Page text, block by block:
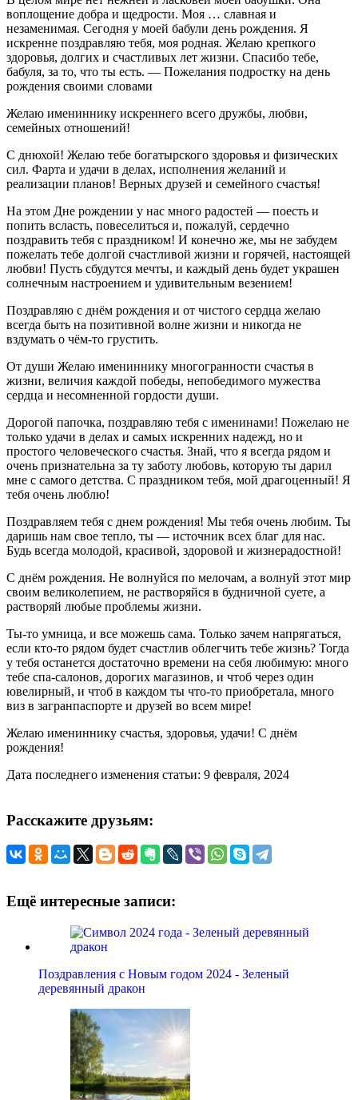
воплощение добра и щедрости. Моя … славная и
незаменимая. Сегодня у моей бабули день рождения. Я
искренне поздравляю тебя, моя родная. Желаю крепкого
здоровья, долгих и счастливых лет жизни. Спасибо тебе,
бабуля, за то, что ты есть. — Пожелания подростку на день
рождения своими словами
Желаю имениннику искреннего всего дружбы, любви,
семейных отношений!
С днюхой! Желаю тебе богатырского здоровья и физических
сил. Фарта и удачи в делах, исполнения желаний и
реализации планов! Верных друзей и семейного счастья!
На этом Дне рождении у нас много радостей — поесть и
попить всласть, повеселиться и, пожалуй, сердечно
поздравить тебя с праздником! И конечно же, мы не забудем
пожелать тебе долгой счастливой жизни и горячей, настоящей
любви! Пусть сбудутся мечты, и каждый день будет украшен
солнечным настроением и удивительным везением!
Поздравляю с днём рождения и от чистого сердца желаю
всегда быть на позитивной волне жизни и никогда не
вздумать о чём-то грустить.
От души Желаю имениннику многогранности счастья в
жизни, величия каждой победы, непобедимого мужества
сердца и несомненной гордости души.
Дорогой папочка, поздравляю тебя с именинами! Пожелаю не
только удачи в делах и самых искренних надежд, но и
простого человеческого счастья. Знай, что я всегда рядом и
очень признательна за ту заботу любовь, которую ты дарил
мне с самого детства. С праздником тебя, мой драгоценный! Я
тебя очень люблю!
Поздравляем тебя с днем рождения! Мы тебя очень любим. Ты
даришь нам свое тепло, ты — источник всех благ для нас.
Будь всегда молодой, красивой, здоровой и жизнерадостной!
С днём рождения. Не волнуйся по мелочам, а волнуй этот мир
своим великолепием, не растворяйся в будничной суете, а
растворяй любые проблемы жизни.
Ты-то умница, и все можешь сама. Только зачем напрягаться,
если кто-то рядом будет счастлив облегчить тебе жизнь? Тогда
у тебя останется достаточно времени на себя любимую: много
тебе спа-салонов, дорогих магазинов, и чтоб через один
ювелирный, и чтоб в каждом ты что-то приобретала, много
виз в загранпаспорте и друзей во всем мире!
Желаю имениннику счастья, здоровья, удачи! С днём
рождения!
Дата последнего изменения статьи: 9 февраля, 2024
Расскажите друзьям:
Ещё интересные записи:
Поздравления с Новым годом 2024 - Зеленый
деревянный дракон